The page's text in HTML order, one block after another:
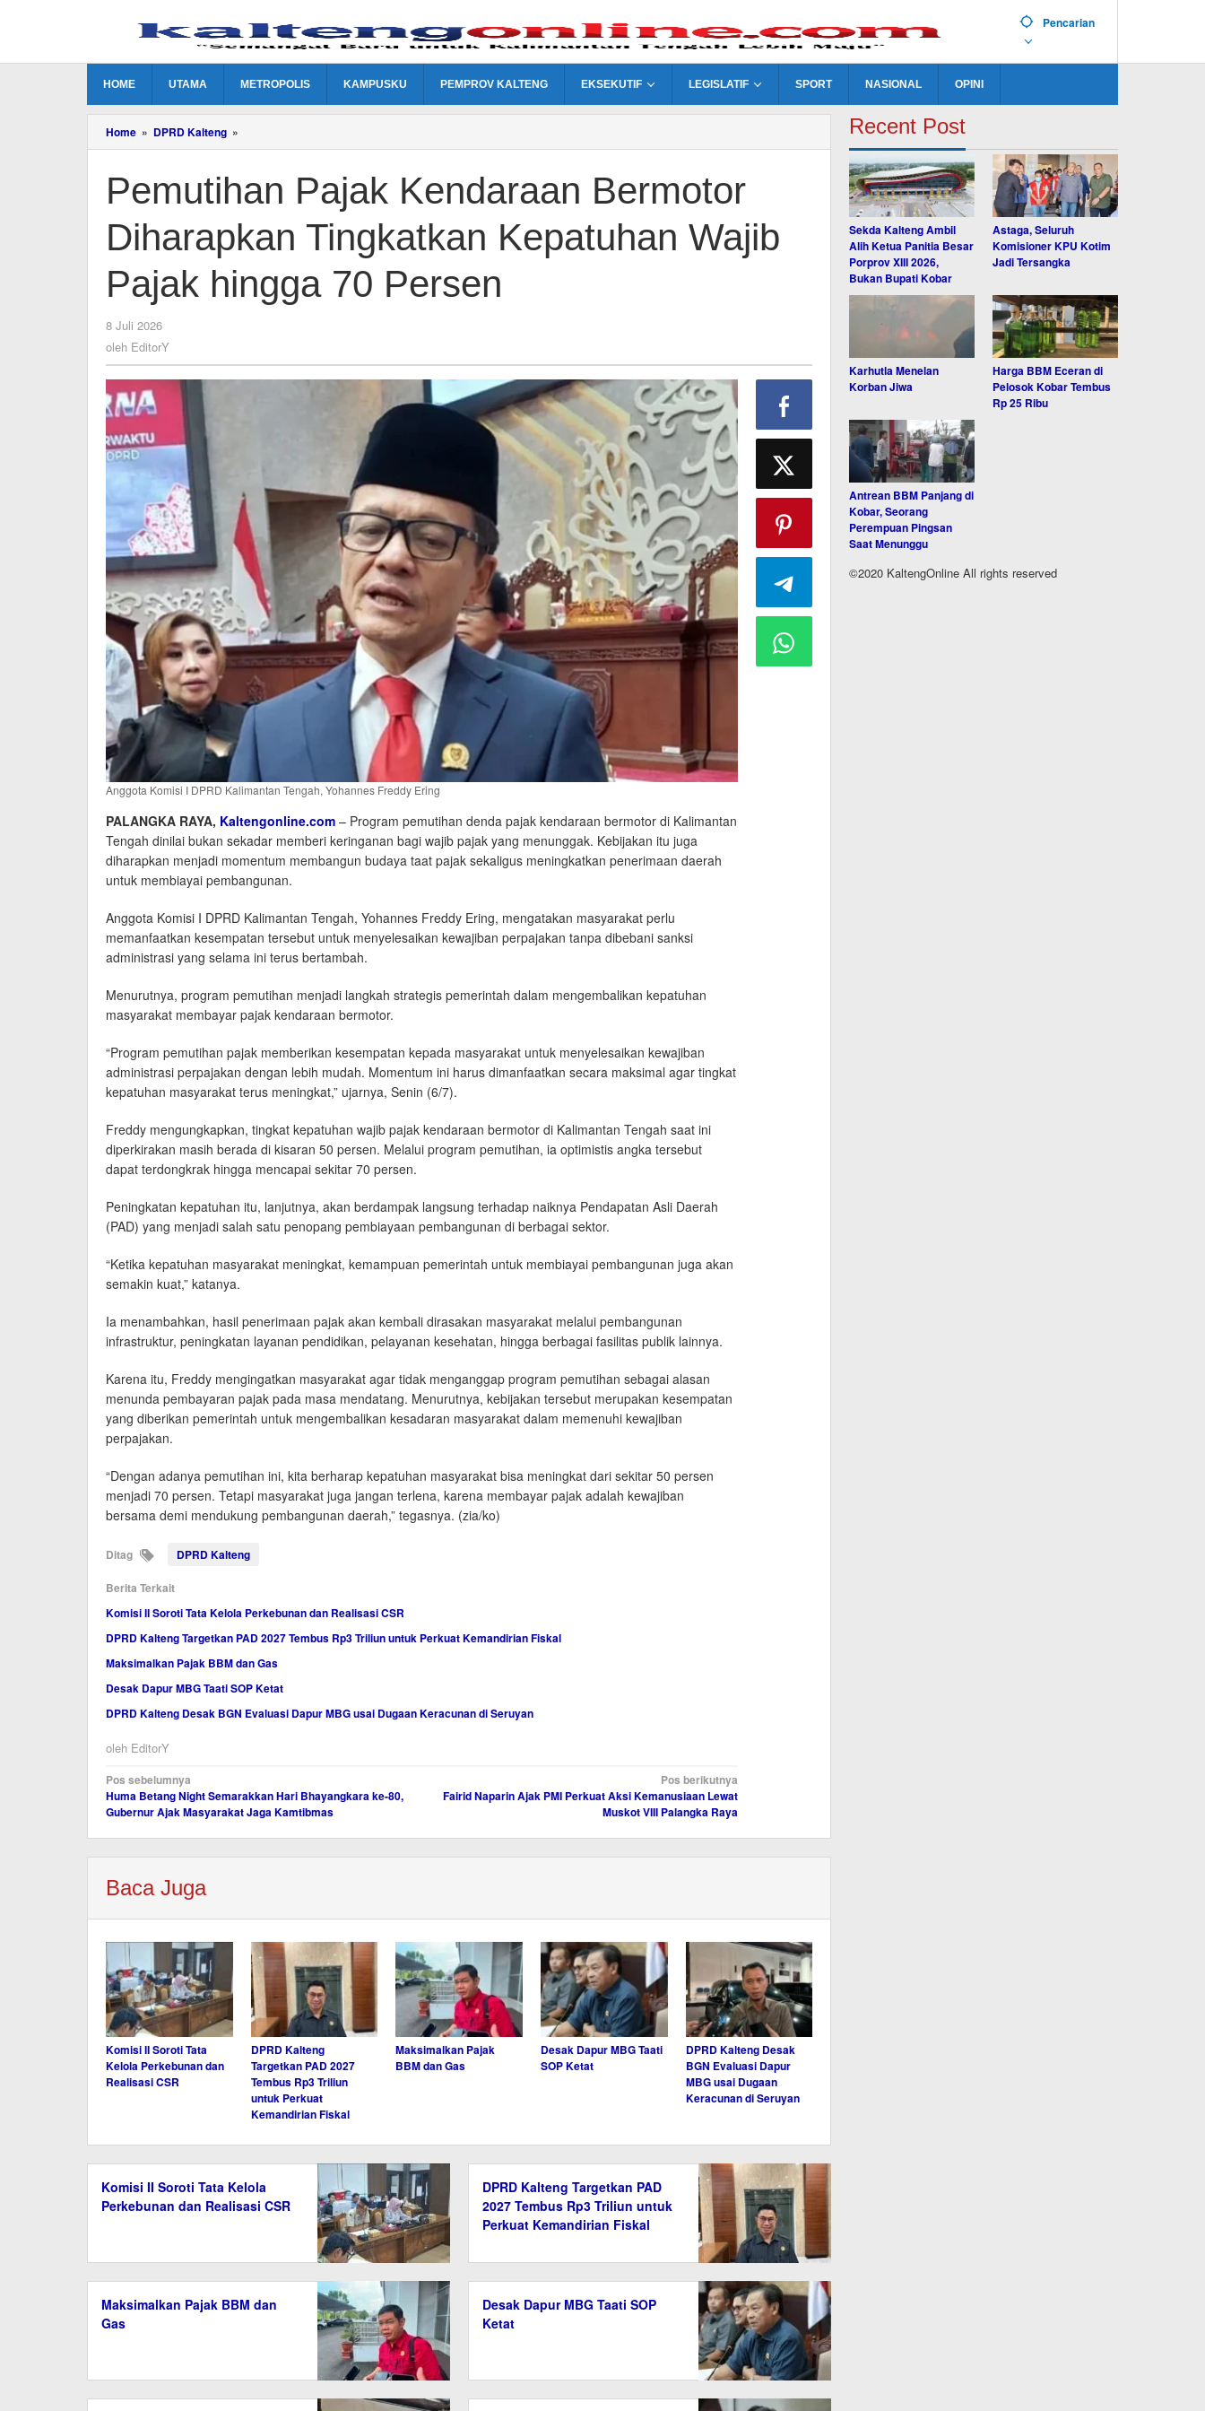
Pencarian
HOME UTAMA METROPOLIS KAMPUSKU PEMPROV KALTENG EKSEKUTIF LEGISLATIF SPORT NASIONAL OPINI
Home » DPRD Kalteng »
Pajak
Bermotor
Diharapkan
Kepatuhan
Wajib
hingga
Persen
Pemutihan Pajak Kendaraan Bermotor
Diharapkan Tingkatkan Kepatuhan Wajib
Pajak hingga 70 Persen
8 Juli 2026
oleh EditorY
Anggota Komisi I DPRD Kalimantan Tengah, Yohannes Freddy Ering
PALANGKA RAYA, Kaltengonline.com – Program pemutihan denda pajak kendaraan bermotor di Kalimantan
Tengah dinilai bukan sekadar memberi keringanan bagi wajib pajak yang menunggak. Kebijakan itu juga
diharapkan menjadi momentum membangun budaya taat pajak sekaligus meningkatkan penerimaan daerah
untuk membiayai pembangunan.
Anggota Komisi I DPRD Kalimantan Tengah, Yohannes Freddy Ering, mengatakan masyarakat perlu
memanfaatkan kesempatan tersebut untuk menyelesaikan kewajiban perpajakan tanpa dibebani sanksi
administrasi yang selama ini terus bertambah.
Menurutnya, program pemutihan menjadi langkah strategis pemerintah dalam mengembalikan kepatuhan
masyarakat membayar pajak kendaraan bermotor.
“Program pemutihan pajak memberikan kesempatan kepada masyarakat untuk menyelesaikan kewajiban
administrasi perpajakan dengan lebih mudah. Momentum ini harus dimanfaatkan secara maksimal agar tingkat
kepatuhan masyarakat terus meningkat,” ujarnya, Senin (6/7).
Freddy mengungkapkan, tingkat kepatuhan wajib pajak kendaraan bermotor di Kalimantan Tengah saat ini
diperkirakan masih berada di kisaran 50 persen. Melalui program pemutihan, ia optimistis angka tersebut
dapat terdongkrak hingga mencapai sekitar 70 persen.
Peningkatan kepatuhan itu, lanjutnya, akan berdampak langsung terhadap naiknya Pendapatan Asli Daerah
(PAD) yang menjadi salah satu penopang pembiayaan pembangunan di berbagai sektor.
“Ketika kepatuhan masyarakat meningkat, kemampuan pemerintah untuk membiayai pembangunan juga akan
semakin kuat,” katanya.
Ia menambahkan, hasil penerimaan pajak akan kembali dirasakan masyarakat melalui pembangunan
infrastruktur, peningkatan layanan pendidikan, pelayanan kesehatan, hingga berbagai fasilitas publik lainnya.
Karena itu, Freddy mengingatkan masyarakat agar tidak menganggap program pemutihan sebagai alasan
menunda pembayaran pajak pada masa mendatang. Menurutnya, kebijakan tersebut merupakan kesempatan
yang diberikan pemerintah untuk mengembalikan kesadaran masyarakat dalam memenuhi kewajiban
perpajakan.
“Dengan adanya pemutihan ini, kita berharap kepatuhan masyarakat bisa meningkat dari sekitar 50 persen
menjadi 70 persen. Tetapi masyarakat juga jangan terlena, karena membayar pajak adalah kewajiban
bersama demi mendukung pembangunan daerah,” tegasnya. (zia/ko)
Ditag DPRD Kalteng
Berita Terkait
Komisi II Soroti Tata Kelola Perkebunan dan Realisasi CSR
DPRD Kalteng Targetkan PAD 2027 Tembus Rp3 Triliun untuk Perkuat Kemandirian Fiskal
Maksimalkan Pajak BBM dan Gas
Desak Dapur MBG Taati SOP Ketat
DPRD Kalteng Desak BGN Evaluasi Dapur MBG usai Dugaan Keracunan di Seruyan
oleh EditorY
Navigasi
pos
Pos sebelumnya
Huma Betang Night Semarakkan Hari Bhayangkara ke-80,
Gubernur Ajak Masyarakat Jaga Kamtibmas
Pos berikutnya
Fairid Naparin Ajak PMI Perkuat Aksi Kemanusiaan Lewat
Muskot VIII Palangka Raya
Baca Juga
Komisi II Soroti Tata
Kelola Perkebunan dan
Realisasi CSR
DPRD Kalteng
Targetkan PAD 2027
Tembus Rp3 Triliun
untuk Perkuat
Kemandirian Fiskal
Maksimalkan Pajak
BBM dan Gas
Desak Dapur MBG Taati
SOP Ketat
DPRD Kalteng Desak
BGN Evaluasi Dapur
MBG usai Dugaan
Keracunan di Seruyan
Komisi II Soroti Tata Kelola
Perkebunan dan Realisasi CSR
DPRD Kalteng Targetkan PAD
2027 Tembus Rp3 Triliun untuk
Perkuat Kemandirian Fiskal
Maksimalkan Pajak BBM dan
Gas
Desak Dapur MBG Taati SOP
Ketat
Recent Post
Sekda Kalteng Ambil
Alih Ketua Panitia Besar
Porprov XIII 2026,
Bukan Bupati Kobar
Astaga, Seluruh
Komisioner KPU Kotim
Jadi Tersangka
Karhutla Menelan
Korban Jiwa
Harga BBM Eceran di
Pelosok Kobar Tembus
Rp 25 Ribu
Antrean BBM Panjang di
Kobar, Seorang
Perempuan Pingsan
Saat Menunggu
©2020 KaltengOnline All rights reserved